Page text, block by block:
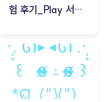
험 후기_Play 서비
김태현